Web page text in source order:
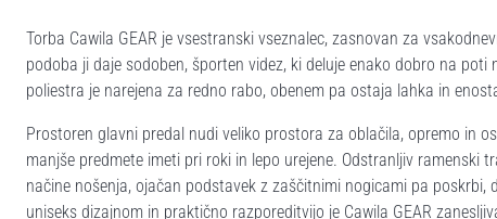
Torba Cawila GEAR je vsestranski vseznalec, zasnovan za
podoba ji daje sodoben, športen videz, ki deluje enako dobro na
poliestra je narejena za redno rabo, obenem pa ostaja lahka in
Prostoren glavni predal nudi veliko prostora za oblačila, opremo in
manjše predmete imeti pri roki in lepo urejene. Odstranljiv
načine nošenja, ojačan podstavek z zaščitnimi nogicami pa
uniseks dizajnom in praktično razporeditvijo je Cawila GEAR